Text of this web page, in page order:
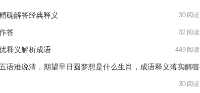
确解答经典释义 30 阅读
答 32 阅读
释义解析成语 449 阅读
语难说清，期望早日圆梦想是什么生肖，成语释义落实解答
41阅读
30 阅读